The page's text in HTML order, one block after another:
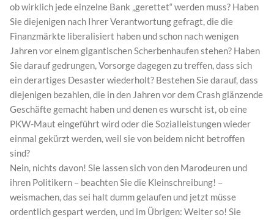
ob wirklich jede einzelne Bank „gerettet“ werden muss? Haben
Sie diejenigen nach Ihrer Verantwortung gefragt, die die
Finanzmärkte liberalisiert haben und schon nach wenigen
Jahren vor einem gigantischen Scherbenhaufen stehen? Haben
Sie darauf gedrungen, Vorsorge dagegen zu treffen, dass sich
ein derartiges Desaster wiederholt? Bestehen Sie darauf, dass
diejenigen bezahlen, die in den Jahren vor dem Crash glänzende
Geschäfte gemacht haben und denen es wurscht ist, ob eine
PKW-Maut eingeführt wird oder die Sozialleistungen wieder
einmal gekürzt werden, weil sie von beidem nicht betroffen
sind?
Nein, nichts davon! Sie lassen sich von den Marodeuren und
ihren Politikern – beachten Sie die Kleinschreibung! –
weismachen, das sei halt dumm gelaufen und jetzt müsse
ordentlich gespart werden, und im Übrigen: Weiter so! Sie